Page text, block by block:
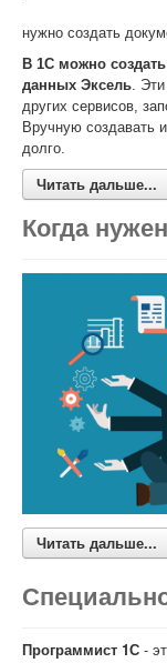
нужно создать
В 1С можно
данных Эксель .
других сервисов,
Вручную создавать
долго.
Читать дальше...
Когда
Читать дальше...
Программист 1С -